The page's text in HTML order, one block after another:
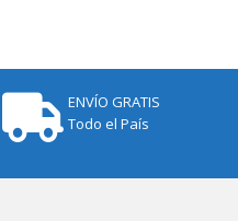
ENVÍO GRATIS
Todo el País